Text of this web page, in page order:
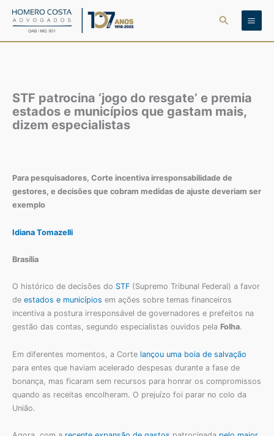
para
Pesquisar
STF patrocina ‘jogo do resgate’ e premia
estados e municípios que gastam mais,
dizem especialistas
Para pesquisadores, Corte incentiva irresponsabilidade de
gestores, e decisões que cobram medidas de ajuste deveriam ser
exemplo
Idiana Tomazelli
Brasília
O histórico de decisões do STF (Supremo Tribunal Federal) a favor
de estados e municípios em ações sobre temas financeiros
incentiva a postura irresponsável de governadores e prefeitos na
gestão das contas, segundo especialistas ouvidos pela Folha.
Em diferentes momentos, a Corte lançou uma boia de salvação
para entes que haviam acelerado despesas durante a fase de
bonança, mas ficaram sem recursos para honrar os compromissos
quando as receitas encolheram. O prejuízo foi parar no colo da
União.